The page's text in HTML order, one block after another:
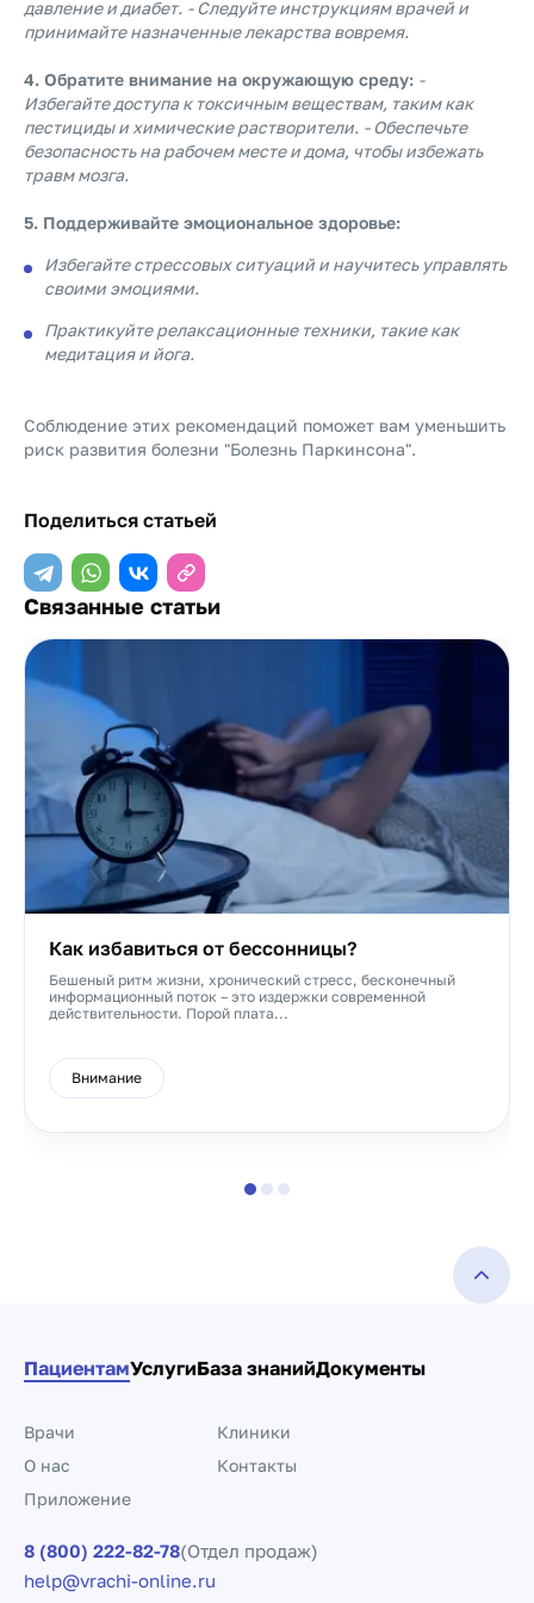
давление и диабет. - Следуйте инструкциям врачей и
принимайте назначенные лекарства вовремя.
4. Обратите внимание на окружающую среду: -
Избегайте доступа к токсичным веществам, таким как
пестициды и химические растворители. - Обеспечьте
безопасность на рабочем месте и дома, чтобы избежать
травм мозга.
5. Поддерживайте эмоциональное здоровье:
Избегайте стрессовых ситуаций и научитесь управлять
своими эмоциями.
Практикуйте релаксационные техники, такие как
медитация и йога.
Соблюдение этих рекомендаций поможет вам уменьшить
риск развития болезни "Болезнь Паркинсона".
Поделиться статьей
Связанные статьи
Как избавиться от бессонницы?
Бешеный ритм жизни, хронический стресс, бесконечный
информационный поток – это издержки современной
действительности. Порой плата...
Внимание
ПациентамУслугиБаза знанийДокументы
Врачи
Клиники
О нас
Контакты
Приложение
8 (800) 222-82-78(Отдел продаж)
help@vrachi-online.ru